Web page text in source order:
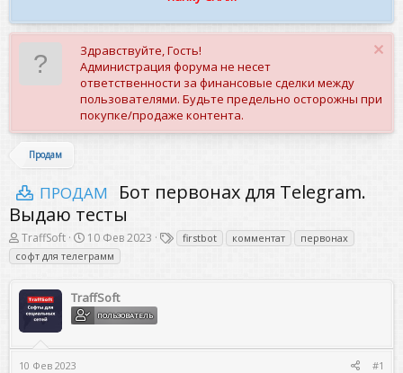
Здравствуйте, Гость!
Администрация форума не несет
ответственности за финансовые сделки между
пользователями. Будьте предельно осторожны при
покупке/продаже контента.
Продам
ПРОДАМ
Бот первонах для Telegram.
Выдаю тесты
А
в
т
о
р
м
ы
TraffSoft
Д
а
т
а
н
а
ч
л
10 Фев 2023
Т
е
и
firstbot комментат
первонах
софт для телеграмм
TraffSoft
ПОЛЬЗОВАТЕЛЬ
10 Фев 2023 #1